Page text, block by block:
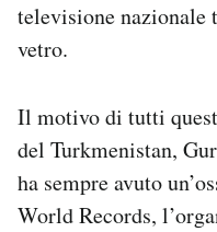
televisione nazionale
vetro.
Il motivo di tutti
del Turkmenistan,
ha sempre avuto
World Records,